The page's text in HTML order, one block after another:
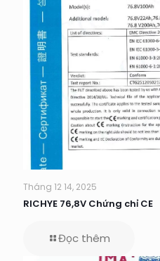
Tháng 12 14, 2025
RICHYE 76,8V Chứng chỉ CE
Đọc thêm